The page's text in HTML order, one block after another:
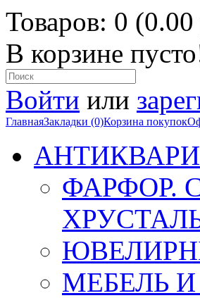
Товаров: 0
В корзине
Войти или
ГлавнаяЗакладки (0)Корзина покупок
ФАРФОР.
МЕБЕЛЬ